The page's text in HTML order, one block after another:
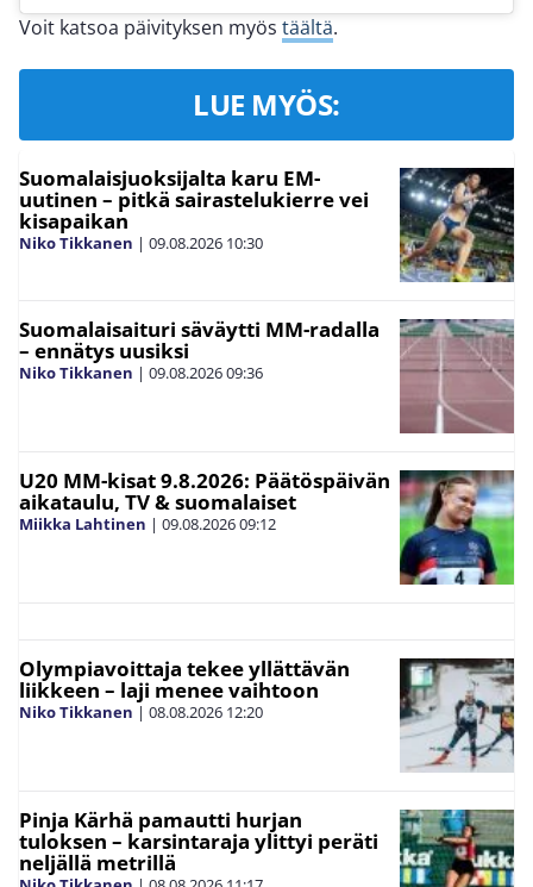
Voit katsoa päivityksen myös täältä.
LUE MYÖS:
Suomalaisjuoksijalta karu EM-
uutinen – pitkä sairastelukierre vei
kisapaikan
Niko Tikkanen | 09.08.2026 10:30
Suomalaisaituri säväytti MM-radalla
– ennätys uusiksi
Niko Tikkanen | 09.08.202609:36
U20 MM-kisat 9.8.2026: Päätöspäivän
aikataulu, TV & suomalaiset
Miikka Lahtinen | 09.08.202609:12
Olympiavoittaja tekee yllättävän
liikkeen – laji menee vaihtoon
Niko Tikkanen | 08.08.2026 12:20
Pinja Kärhä pamautti hurjan
tuloksen – karsintaraja ylittyi peräti
neljällä metrillä